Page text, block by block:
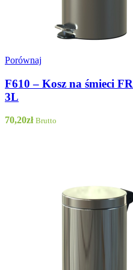
Porównaj
F610 – Kosz na śmieci
3L
70,20zł Brutto